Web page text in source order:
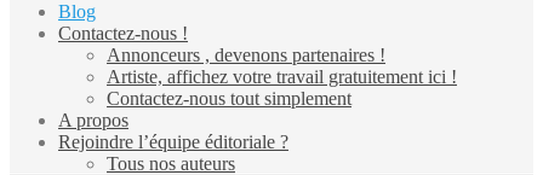
Blog
Contactez-nous !
Annonceurs , devenons partenaires !
Artiste, affichez votre travail gratuitement ici !
Contactez-nous tout simplement
A propos
Rejoindre l’équipe éditoriale ?
Tous nos auteurs